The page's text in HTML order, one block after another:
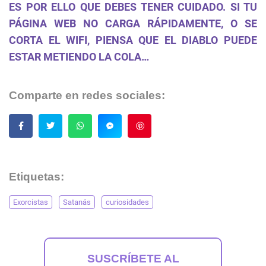
ES POR ELLO QUE DEBES TENER CUIDADO. SI TU
PÁGINA WEB NO CARGA RÁPIDAMENTE, O SE
CORTA EL WIFI, PIENSA QUE EL DIABLO PUEDE
ESTAR METIENDO LA COLA…
Comparte en redes sociales:
Etiquetas:
Exorcistas Satanás curiosidades
SUSCRÍBETE AL